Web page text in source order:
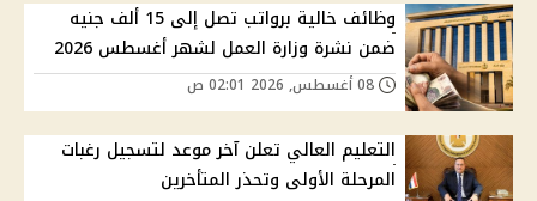
وظائف خالية برواتب تصل إلى 15 ألف جنيه
ضمن نشرة وزارة العمل لشهر أغسطس 2026
التعليم العالي تعلن آخر موعد لتسجيل رغبات
المرحلة الأولى وتحذر المتأخرين